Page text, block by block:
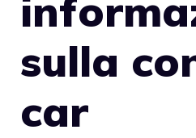
sulla
car